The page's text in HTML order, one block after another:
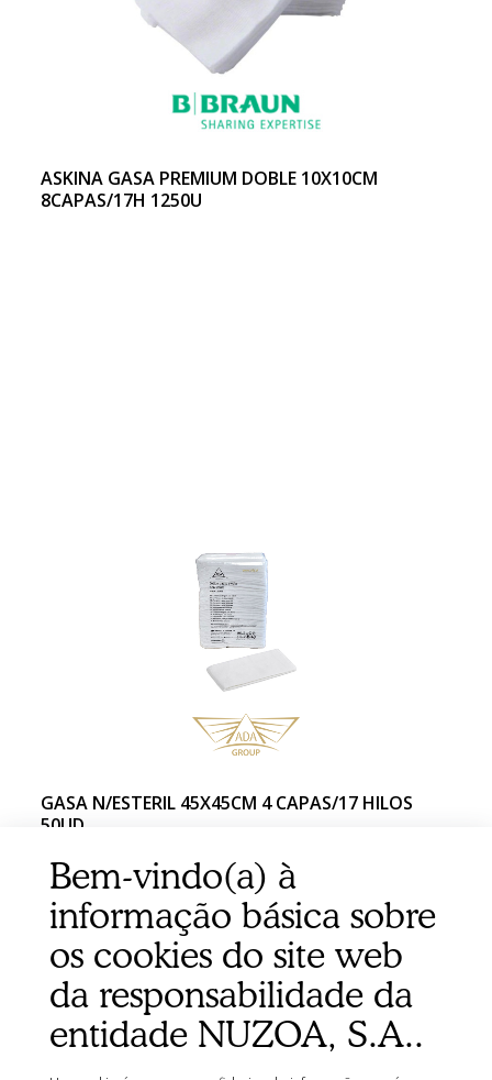
ASKINA GASA PREMIUM DOBLE 10X10CM
8CAPAS/17H 1250U
GASA N/ESTERIL 45X45CM 4 CAPAS/17 HILOS
50UD
Bem-vindo(a) à
informação básica sobre
os cookies do site web
da responsabilidade da
entidade NUZOA, S.A..